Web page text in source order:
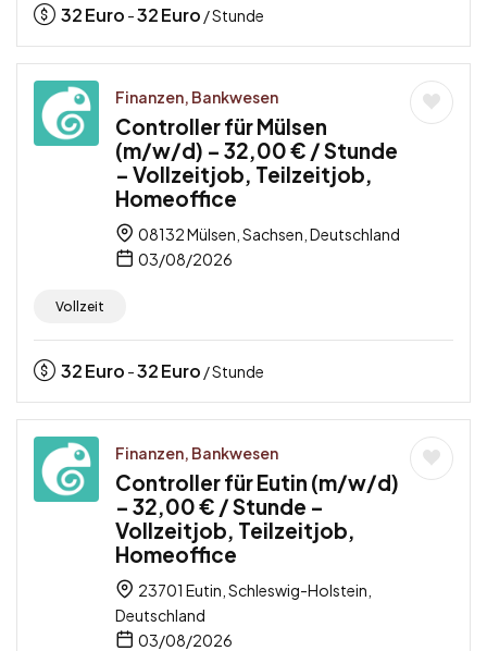
32Euro -32Euro / Stunde
Finanzen, Bankwesen
Controller für Mülsen
(m/w/d) – 32,00 € / Stunde
– Vollzeitjob, Teilzeitjob,
Homeoffice
08132 Mülsen, Sachsen, Deutschland
03/08/2026
Vollzeit
32Euro -32Euro / Stunde
Finanzen, Bankwesen
Controller für Eutin (m/w/d)
– 32,00 € / Stunde –
Vollzeitjob, Teilzeitjob,
Homeoffice
23701 Eutin, Schleswig-Holstein,
Deutschland
03/08/2026